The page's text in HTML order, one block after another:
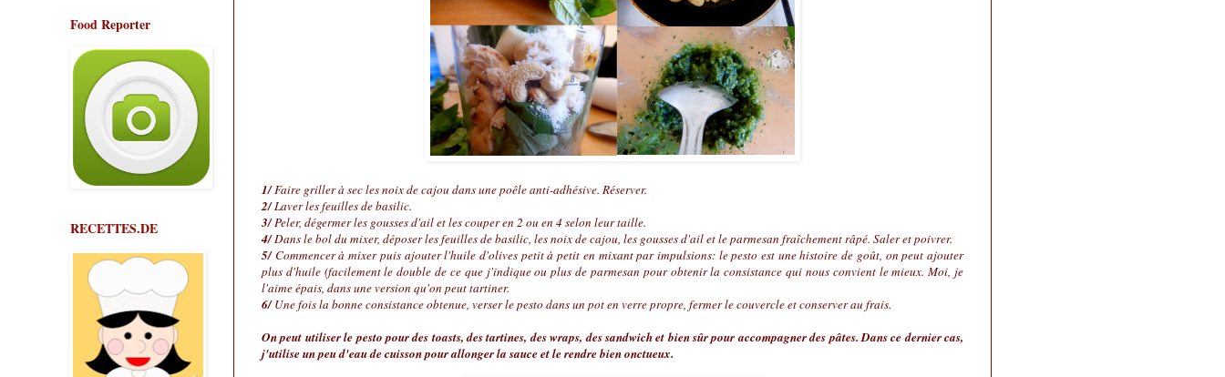
1/Faire griller à sec les noix de cajou dans une poêle anti-adhésive. Réserver.
2/Laver les feuilles de basilic.
3/Peler, dégermer les gousses d'ail et les couper en 2 ou en 4 selon leur taille.
4/Dans le bol du mixer, déposer les feuilles de basilic, les noix de cajou, les gousses d'ail et le parmesan fraîchement râpé. Saler et poivrer.
5/Commencer à mixer puis ajouter l'huile d'olives petit à petit en mixant par impulsions: le pesto est une histoire de goût, on peut ajouter
plus d'huile (facilement le double de ce que j'indique ou plus de parmesan pour obtenir la consistance qui nous convient le mieux. Moi, je
l'aime épais, dans une version qu'on peut tartiner.
6/Une fois la bonne consistance obtenue, verser le pesto dans un pot en verre propre, fermer le couvercle et conserver au frais.
On peut utiliser le pesto pour des toasts, des tartines, des wraps, des sandwich et bien sûr pour accompagner des pâtes. Dans ce dernier cas,
j'utilise un peu d'eau de cuisson pour allonger la sauce et le rendre bien onctueux.
Food Reporter
RECETTES.DE